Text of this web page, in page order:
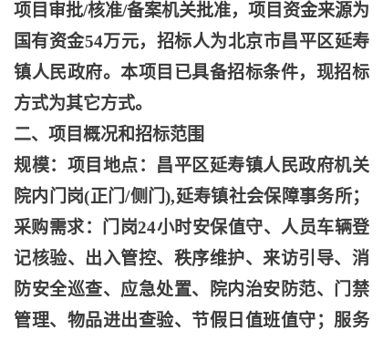
项目审批/核准/备案机关批准，项目资金来源为
国有资金54万元，招标人为北京市昌平区延寿
镇人民政府。本项目已具备招标条件，现招标
方式为其它方式。
二、项目概况和招标范围
规模：项目地点：昌平区延寿镇人民政府机关
院内门岗(正门/侧门),延寿镇社会保障事务所；
采购需求：门岗24小时安保值守、人员车辆登
记核验、出入管控、秩序维护、来访引导、消
防安全巡查、应急处置、院内治安防范、门禁
管理、物品进出查验、节假日值班值守；服务